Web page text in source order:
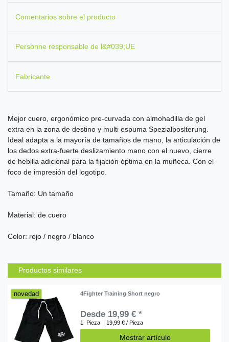
Comentarios sobre el producto
Personne responsable de l&#039;UE
Fabricante
Mejor cuero, ergonómico pre-curvada con almohadilla de gel
extra en la zona de destino y multi espuma Spezialposlterung
Ideal adapta a la mayoría de tamaños de mano la articulación de
los dedos extra-fuerte deslizamiento mano con el nuevo cierre
de hebilla adicional para la fijación óptima en la muñeca. Con el
foco de impresión del logotipo
Tamaño: Un tamaño
Material: de cuero
Color: rojo / negro / blanco
Productos similares
novedad 4Fighter Training Short negro
Desde 19,99 € *
1 Pieza | 19,99 € / Pieza
Mostrar artículo